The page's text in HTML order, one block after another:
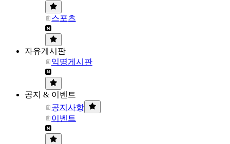
스포츠
자유게시판
익명게시판
공지 & 이벤트
공지사항
이벤트